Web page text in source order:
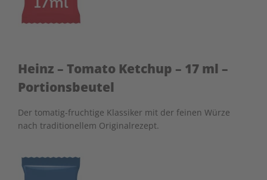
Heinz – Tomato Ketchup – 17 ml –
Portionsbeutel
Der tomatig-fruchtige Klassiker mit der feinen Würze
nach traditionellem Originalrezept.